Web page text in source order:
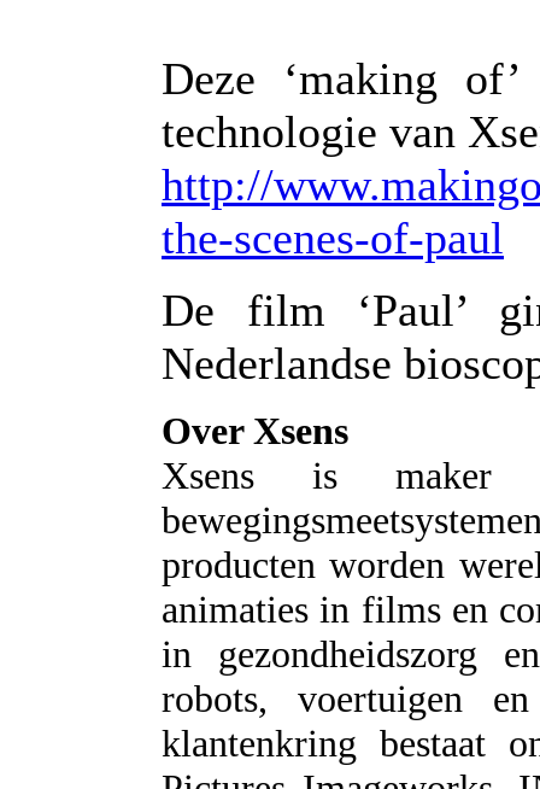
Deze ‘making
technologie van
http://
the-scenes-of-paul
De film ‘Paul’
Nederlandse
Over Xsens
Xsens is maker
producten worden
animaties in films en
in gezondheidszorg
robots, voertuigen en
klantenkring bestaat